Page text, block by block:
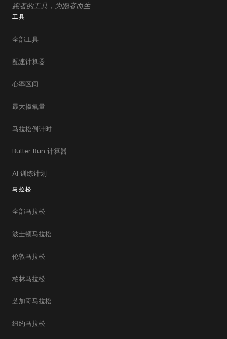
跑者的工具，为跑者而生
工具
全部工具
配速计算器
心率区间
最大摄氧量
马拉松倒计时
Butter Run 计算器
AI 训练计划
马拉松
全部马拉松
波士顿马拉松
伦敦马拉松
柏林马拉松
芝加哥马拉松
纽约马拉松